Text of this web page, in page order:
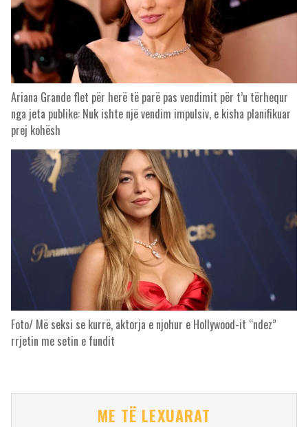
Ariana Grande flet për herë të parë pas vendimit për t’u tërhequr
nga jeta publike: Nuk ishte një vendim impulsiv, e kisha planifikuar
prej kohësh
Foto/ Më seksi se kurrë, aktorja e njohur e Hollywood-it “ndez”
rrjetin me setin e fundit
ME TË LEXUARAT